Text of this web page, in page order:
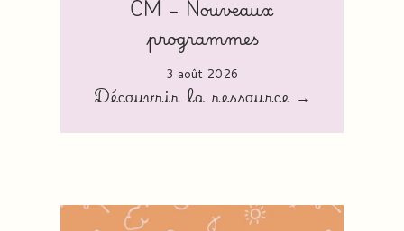
CM – Nouveaux
programmes
3 août 2026
Découvrir la ressource →